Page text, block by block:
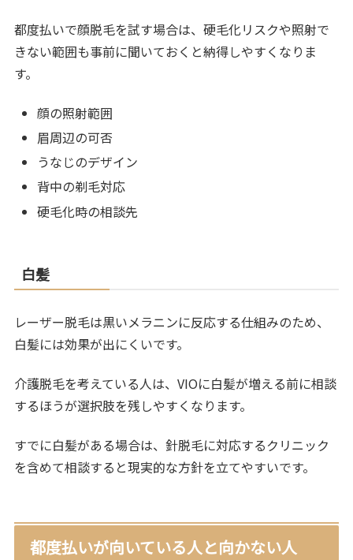
都度払いで顔脱毛を試す場合は、硬毛化リスクや照射で
きない範囲も事前に聞いておくと納得しやすくなりま
す。
顔の照射範囲
眉周辺の可否
うなじのデザイン
背中の剃毛対応
硬毛化時の相談先
白髪
レーザー脱毛は黒いメラニンに反応する仕組みのため、
白髪には効果が出にくいです。
介護脱毛を考えている人は、VIOに白髪が増える前に相談
するほうが選択肢を残しやすくなります。
すでに白髪がある場合は、針脱毛に対応するクリニック
を含めて相談すると現実的な方針を立てやすいです。
都度払いが向いている人と向かない人